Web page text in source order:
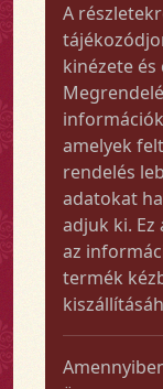
A
kinézete
amelyek
rendelés
adatokat
adjuk ki.
az
termék